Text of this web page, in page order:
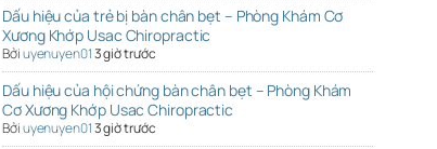
Dấu hiệu của trẻ bị bàn chân bẹt – Phòng Khám Cơ
Xương Khớp Usac Chiropractic
Bởiuyenuyen013 giờ trước
Dấu hiệu của hội chứng bàn chân bẹt – Phòng Khám
Cơ Xương Khớp Usac Chiropractic
Bởiuyenuyen013 giờ trước